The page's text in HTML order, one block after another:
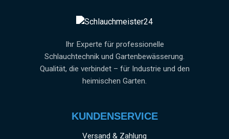
Ihr Experte für professionelle
Schlauchtechnik und Gartenbewässerung.
Qualität, die verbindet – für Industrie und den
heimischen Garten.
KUNDENSERVICE
Versand & Zahlung